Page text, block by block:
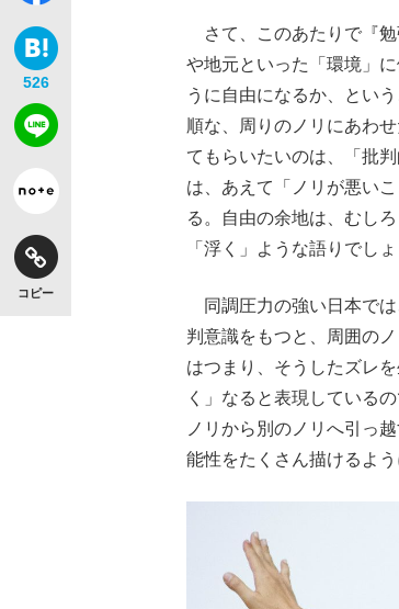
526
コピー
さて、このあたりで『勉
や地元といった「環境」
うに自由になるか、とい
順な、周りのノリにあわ
てもらいたいのは、「批
は、あえて「ノリが悪い
る。自由の余地は、むし
「浮く」ような語りでしょ
同調圧力の強い日本では
判意識をもつと、周囲の
はつまり、そうしたズレ
く」なると表現している
ノリから別のノリへ引っ
能性をたくさん描けるよ